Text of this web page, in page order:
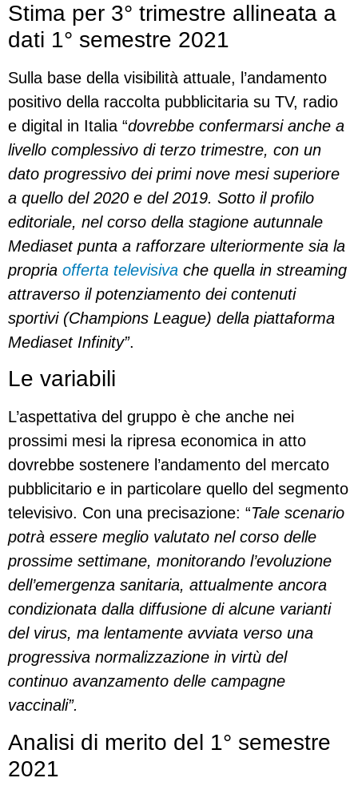
Stima per 3° trimestre allineata a
dati 1° semestre 2021
Sulla base della visibilità attuale, l’andamento
positivo della raccolta pubblicitaria su TV, radio
e digital in Italia “dovrebbe confermarsi anche a
livello complessivo di terzo trimestre, con un
dato progressivo dei primi nove mesi superiore
a quello del 2020 e del 2019. Sotto il profilo
editoriale, nel corso della stagione autunnale
Mediaset punta a rafforzare ulteriormente sia la
propria offerta televisiva che quella in streaming
attraverso il potenziamento dei contenuti
sportivi (Champions League) della piattaforma
Mediaset Infinity”.
Le variabili
L’aspettativa del gruppo è che anche nei
prossimi mesi la ripresa economica in atto
dovrebbe sostenere l’andamento del mercato
pubblicitario e in particolare quello del segmento
televisivo. Con una precisazione: “Tale scenario
potrà essere meglio valutato nel corso delle
prossime settimane, monitorando l’evoluzione
dell’emergenza sanitaria, attualmente ancora
condizionata dalla diffusione di alcune varianti
del virus, ma lentamente avviata verso una
progressiva normalizzazione in virtù del
continuo avanzamento delle campagne
vaccinali”.
Analisi di merito del 1° semestre
2021